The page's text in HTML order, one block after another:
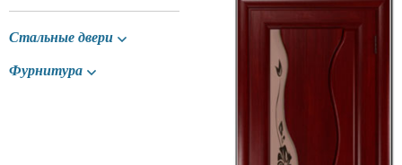
Стальные двери
Фурнитура